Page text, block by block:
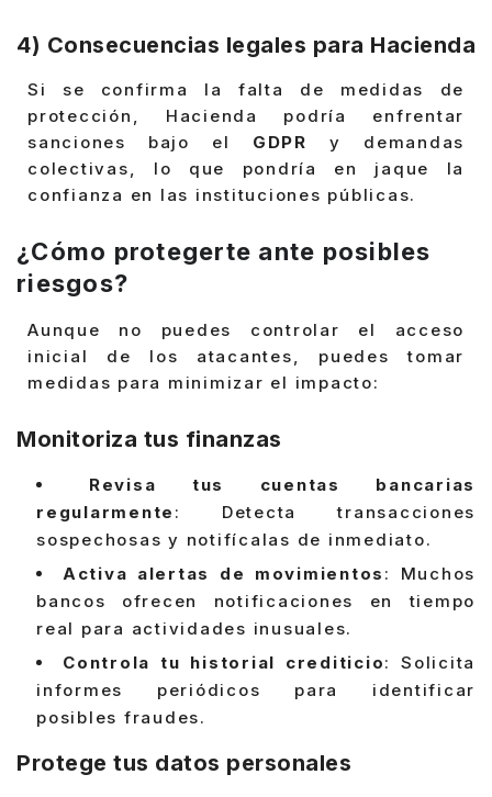
4) Consecuencias legales para Hacienda
Si se confirma la falta de medidas de
protección, Hacienda podría enfrentar
sanciones bajo el GDPR y demandas
colectivas, lo que pondría en jaque la
confianza en las instituciones públicas.
¿Cómo protegerte ante posibles
riesgos?
Aunque no puedes controlar el acceso
inicial de los atacantes, puedes tomar
medidas para minimizar el impacto:
Monitoriza tus finanzas
Revisa tus cuentas bancarias
regularmente : Detecta transacciones
sospechosas y notifícalas de inmediato.
Activa alertas de movimientos : Muchos
bancos ofrecen notificaciones en tiempo
real para actividades inusuales.
Controla tu historial crediticio: Solicita
informes periódicos para identificar
posibles fraudes.
Protege tus datos personales